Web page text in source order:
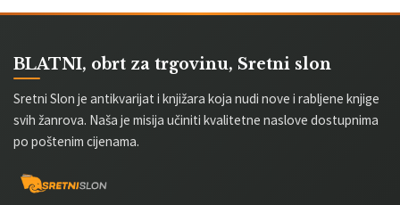
BLATNI, obrt za trgovinu, Sretni slon
Sretni Slon je antikvarijat i knjižara koja nudi nove i rabljene knjige
svih žanrova. Naša je misija učiniti kvalitetne naslove dostupnima
po poštenim cijenama.